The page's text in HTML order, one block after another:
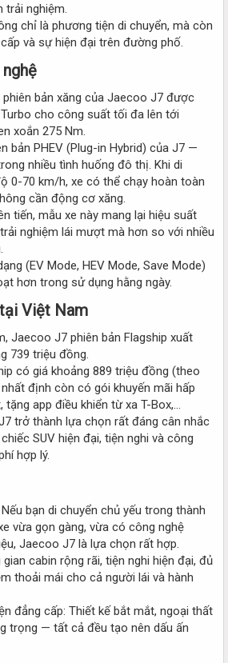
trải nghiệm.
chỉ là phương tiện di chuyển, mà còn
và sự hiện đại trên đường phố.
phiên bản xăng của Jaecoo J7 được
cho công suất tối đa lên tới
xoắn 275 Nm.
bản PHEV (Plug-in Hybrid) của J7 —
nhiều tình huống đô thị. Khi di
0-70 km/h, xe có thể chạy hoàn toàn
cần động cơ xăng.
tiến, mẫu xe này mang lại hiệu suất
nghiệm lái mượt mà hơn so với nhiều
(EV Mode, HEV Mode, Save Mode)
hơn trong sử dụng hằng ngày.
Việt Nam​
Jaecoo J7 phiên bản Flagship xuất
739 triệu đồng.
có giá khoảng 889 triệu đồng (theo
định còn có gói khuyến mãi hấp
app điều khiển từ xa T-Box,…
trở thành lựa chọn rất đáng cân nhắc
SUV hiện đại, tiện nghi và công
hợp lý.
bạn di chuyển chủ yếu trong thành
vừa gọn gàng, vừa có công nghệ
Jaecoo J7 là lựa chọn rất hợp.
cabin rộng rãi, tiện nghi hiện đại, đủ
thoải mái cho cả người lái và hành
đẳng cấp: Thiết kế bắt mắt, ngoại thất
trọng — tất cả đều tạo nên dấu ấn